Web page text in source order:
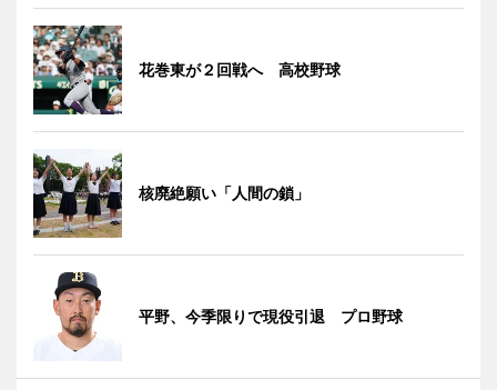
花巻東が２回戦へ 高校野球
核廃絶願い「人間の鎖」
平野、今季限りで現役引退 プロ野球